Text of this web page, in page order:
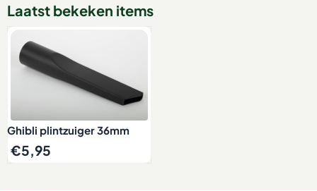
Laatst bekeken items
Ghibli plintzuiger 36mm
€5,95